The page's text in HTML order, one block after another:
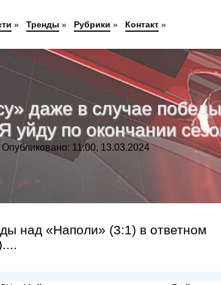
даже в случае
уйду по окончании
Опубликовано: 11:00, 13.03.2024
над «Наполи» (3:1) в ответном
» Тренды » Рубрики » Контакт»